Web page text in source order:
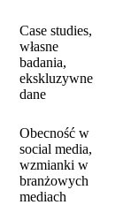
Case studies,
własne
badania,
ekskluzywne
dane
Obecność w
social media,
wzmianki w
branżowych
mediach